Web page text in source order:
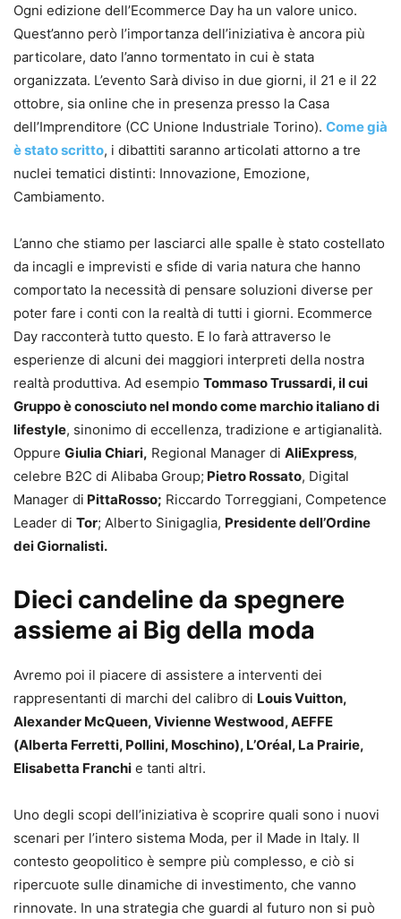
Ogni edizione dell’Ecommerce Day ha un valore unico.
Quest’anno però l’importanza dell’iniziativa è ancora più
particolare, dato l’anno tormentato in cui è stata
organizzata. L’evento Sarà diviso in due giorni, il 21 e il 22
ottobre, sia online che in presenza presso la Casa
dell’Imprenditore (CC Unione Industriale Torino). Come già
è stato scritto, i dibattiti saranno articolati attorno a tre
nuclei tematici distinti: Innovazione, Emozione,
Cambiamento.
L’anno che stiamo per lasciarci alle spalle è stato costellato
da incagli e imprevisti e sfide di varia natura che hanno
comportato la necessità di pensare soluzioni diverse per
poter fare i conti con la realtà di tutti i giorni. Ecommerce
Day racconterà tutto questo. E lo farà attraverso le
esperienze di alcuni dei maggiori interpreti della nostra
realtà produttiva. Ad esempio Tommaso Trussardi, il cui
Gruppo è conosciuto nel mondo come marchio italiano di
lifestyle, sinonimo di eccellenza, tradizione e artigianalità.
Oppure Giulia Chiari, Regional Manager di AliExpress,
celebre B2C di Alibaba Group; Pietro Rossato, Digital
Manager di PittaRosso; Riccardo Torreggiani, Competence
Leader di Tor; Alberto Sinigaglia, Presidente dell’Ordine
dei Giornalisti.
Dieci candeline da spegnere
assieme ai Big della moda
Avremo poi il piacere di assistere a interventi dei
rappresentanti di marchi del calibro di Louis Vuitton,
Alexander McQueen, Vivienne Westwood, AEFFE
(Alberta Ferretti, Pollini, Moschino), L’Oréal, La Prairie,
Elisabetta Franchi e tanti altri.
Uno degli scopi dell’iniziativa è scoprire quali sono i nuovi
scenari per l’intero sistema Moda, per il Made in Italy. Il
contesto geopolitico è sempre più complesso, e ciò si
ripercuote sulle dinamiche di investimento, che vanno
rinnovate. In una strategia che guardi al futuro non si può